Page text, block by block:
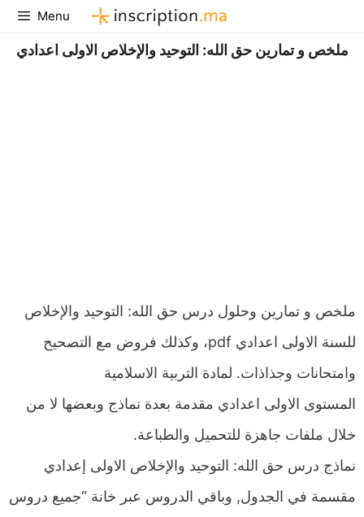
Aller
au
contenu
Menu
ملخص و تمارين حق الله: التوحيد والإخلاص الاولى اعدادي
ملخص و تمارين وحلول درس حق الله: التوحيد والإخلاص
للسنة الاولى اعدادي pdf، وكذلك فروض مع التصحيح
وامتحانات وجذاذات. لمادة التربية الاسلامية
المستوى الاولى اعدادي مقدمة بعدة نماذج وبعضها لا من
خلال ملفات جاهزة للتحميل والطباعة.
نماذج درس حق الله: التوحيد والإخلاص الاولى إعدادي
مقسمة في الجدول, وباقي الدروس عبر خانة “جميع دروس